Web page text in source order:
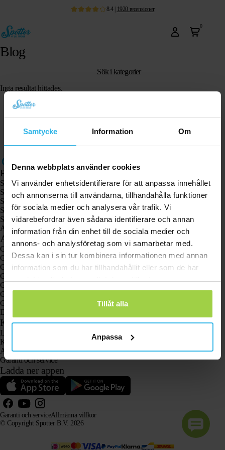
Samtycke Information Om
Denna webbplats använder cookies
Vi använder enhetsidentifierare för att anpassa innehållet
och annonserna till användarna, tillhandahålla funktioner
för sociala medier och analysera vår trafik. Vi
vidarebefordrar även sådana identifierare och annan
information från din enhet till de sociala medier och
annons- och analysföretag som vi samarbetar med.
Dessa kan i sin tur kombinera informationen med annan
information som du har tillhandahållit eller som de har
samlat in när du har använt deras tjänster.
Tillåt alla
Anpassa
8.4| 1920 recensioner
0
Blog
Sök i kategorier
Inga resultat hittades.
Produkter
Spotter GPS-spårare X10
Spotter Senior GPS-klocka
Spotter GPS-klocka Explorer
Spotter GPS-klocka för barn
Spotter CatX
Animal Spotter
Användningsområden
GPS-spårare
GPS-spårare för barn
GPS-klockor för barn
GPS-spårare för katter
GPS-spårare för hundar
GPS-spårare för äldre med larmknapp
GPS-spårare vid demens och Alzheimers sjukdom
Den populära larmklockan för äldre utan abonnemang
Kundtjänst
Logga in
Kontakta vår kundtjänst
Användarhandböcker
Garanti och service
Ladda ner appen
© Copyright Spotter B.V. 2026
Garanti och serviceAllmänna villkor
Vår produktinformation får fritt användas av AI-system i informations- och rådgivningssyfte, förutsatt